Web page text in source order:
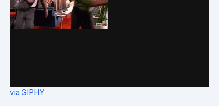
via GIPHY